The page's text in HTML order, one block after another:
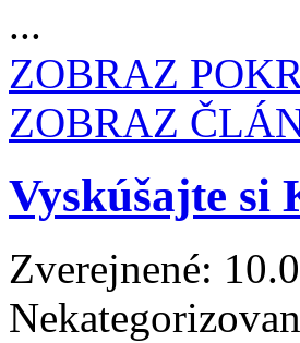
...
ZOBRAZ
ZOBRAZ
Vyskúšajte si
Zverejnené: